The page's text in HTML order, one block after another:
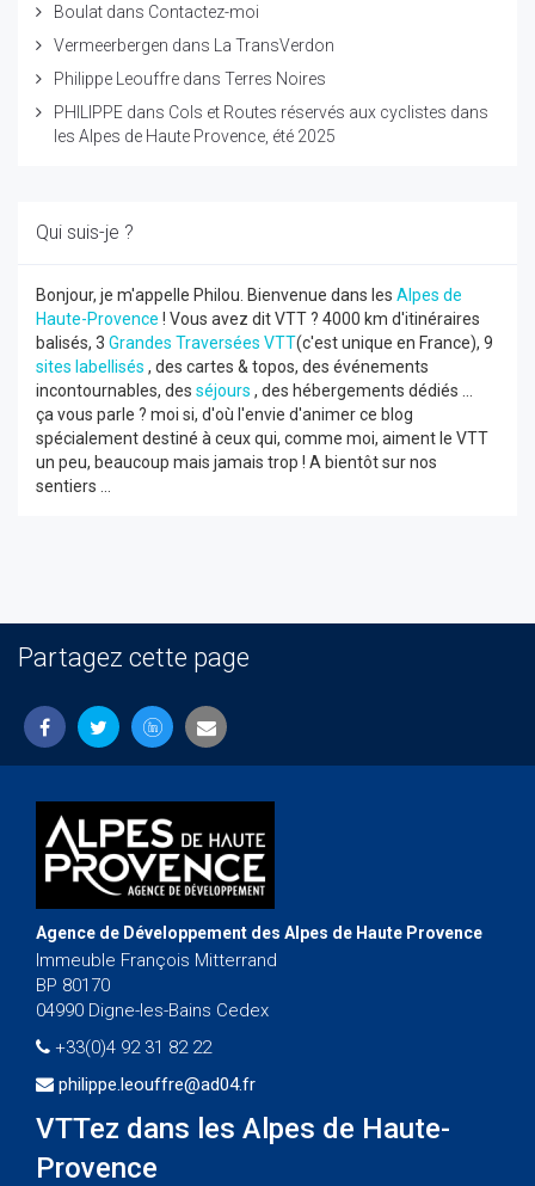
Boulat dans Contactez-moi
Vermeerbergen dans
La TransVerdon
Philippe Leouffre dans Terres Noires
PHILIPPE dans Cols et Routes réservés aux cyclistes dans
les Alpes de Haute Provence, été 2025
Qui suis-je ?
Bonjour, je m'appelle Philou. Bienvenue dans les Alpes de
Haute-Provence ! Vous avez dit VTT ? 4000 km d'itinéraires
balisés, 3 Grandes Traversées VTT(c'est unique en France), 9
sites labellisés , des cartes & topos, des événements
incontournables, des séjours , des hébergements dédiés ...
ça vous parle ? moi si, d'où l'envie d'animer ce blog
spécialement destiné à ceux qui, comme moi, aiment le VTT
un peu, beaucoup mais jamais trop ! A bientôt sur nos
sentiers ...
Partagez cette page
Agence de Développement des Alpes de Haute Provence
Immeuble François Mitterrand
BP 80170
04990 Digne-les-Bains Cedex
+33(0)4 92 31 82 22
philippe.leouffre@ad04.fr
VTTez dans les Alpes de Haute-
Provence